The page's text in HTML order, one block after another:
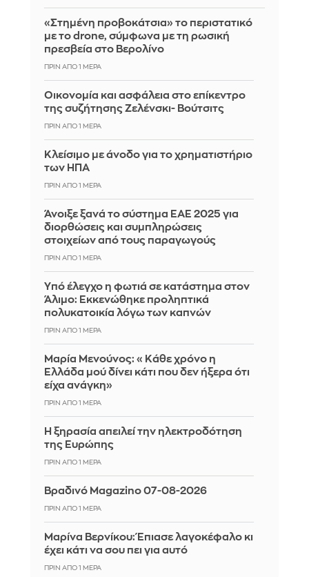
«Στημένη προβοκάτσια» το περιστατικό
με το drone, σύμφωνα με τη ρωσική
πρεσβεία στο Βερολίνο
ΠΡΙΝ ΑΠΌ 1 ΜΈΡΑ
Οικονομία και ασφάλεια στο επίκεντρο
της συζήτησης Ζελένσκι- Βούτσιτς
ΠΡΙΝ ΑΠΌ 1 ΜΈΡΑ
Κλείσιμο με άνοδο για το χρηματιστήριο
των ΗΠΑ
ΠΡΙΝ ΑΠΌ 1 ΜΈΡΑ
Άνοιξε ξανά το σύστημα ΕΑΕ 2025 για
διορθώσεις και συμπληρώσεις
στοιχείων από τους παραγωγούς
ΠΡΙΝ ΑΠΌ 1 ΜΈΡΑ
Yπό έλεγχο η φωτιά σε κατάστημα στον
Άλιμο: Εκκενώθηκε προληπτικά
πολυκατοικία λόγω των καπνών
ΠΡΙΝ ΑΠΌ 1 ΜΈΡΑ
Μαρία Μενούνος: «Κάθε χρόνο η
Ελλάδα μού δίνει κάτι που δεν ήξερα ότι
είχα ανάγκη»
ΠΡΙΝ ΑΠΌ 1 ΜΈΡΑ
Η ξηρασία απειλεί την ηλεκτροδότηση
της Ευρώπης
ΠΡΙΝ ΑΠΌ 1 ΜΈΡΑ
Βραδινό Magazino 07-08-2026
ΠΡΙΝ ΑΠΌ 1 ΜΈΡΑ
Μαρίνα Βερνίκου: Έπιασε λαγοκέφαλο κι
έχει κάτι να σου πει για αυτό
ΠΡΙΝ ΑΠΌ 1 ΜΈΡΑ